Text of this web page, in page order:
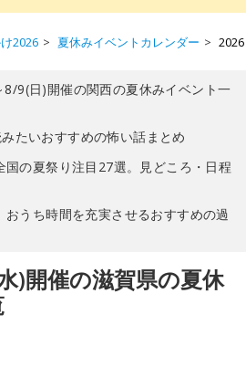
2026 夏休みイベントカレンダー
9(日)開催の関西の夏休みイベント一
みたいおすすめの怖い話まとめ
国の夏祭り注目27選。見どころ・日程
おうち時間を充実させるおすすめの過
)開催の滋賀県の夏休